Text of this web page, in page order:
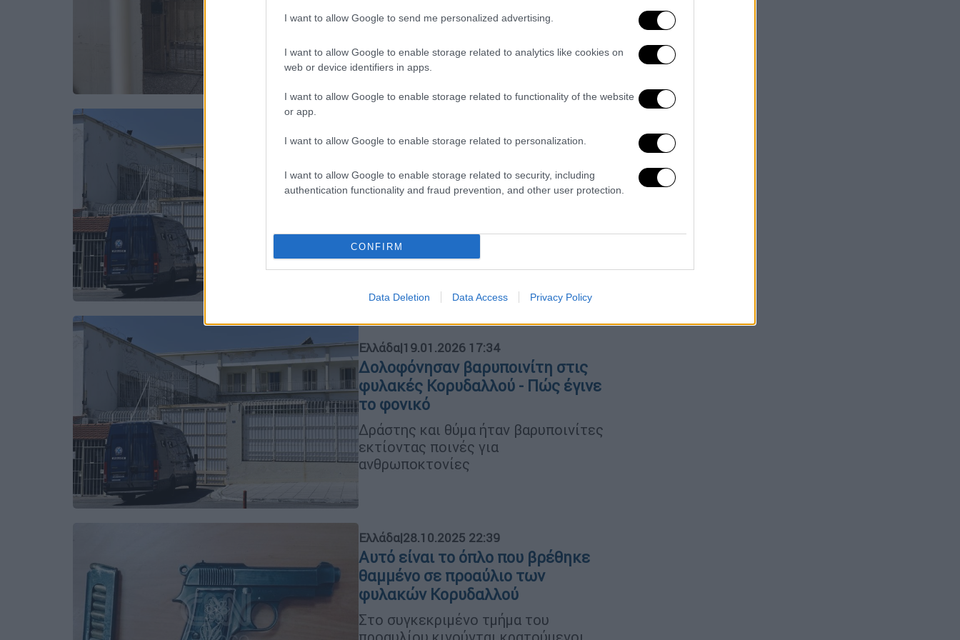
I want to allow Google to send me personalized advertising.
I want to allow Google to enable storage related to analytics like cookies on
web or device identifiers in apps.
I want to allow Google to enable storage related to functionality of the website
or app.
I want to allow Google to enable storage related to personalization.
I want to allow Google to enable storage related to security, including
authentication functionality and fraud prevention, and other user protection.
CONFIRM
Data Deletion Data Access Privacy Policy
Σε βαριά κατάσταση νοσηλεύεται και
Έφοδος της ΕΛΑΣ στις φυλακές
τηλέφωνα και κατεργασμένη
κάνναβη
θαλάμους της Κεντρικής Αποθήκης
Υλικού - Δικογραφίες σε βάρος δύο
έγκλειστων
Ελλάδα|19.01.2026 17:34
Δολοφόνησαν βαρυποινίτη στις
φυλακές Κορυδαλλού - Πώς έγινε
το φονικό
Δράστης και θύμα ήταν βαρυποινίτες
εκτίοντας ποινές για
ανθρωποκτονίες
Ελλάδα|28.10.2025 22:39
Αυτό είναι το όπλο που βρέθηκε
θαμμένο σε προαύλιο των
φυλακών Κορυδαλλού
Στο συγκεκριμένο τμήμα του
προαυλίου κινούνται κρατούμενοι